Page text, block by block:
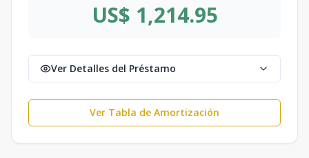
US$ 1,214.95
Ver Detalles del Préstamo
Ver Tabla de Amortización